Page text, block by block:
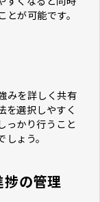
が可能です。
みを詳しく共有
を選択しやすく
っかり行うこと
ょう。
の管理